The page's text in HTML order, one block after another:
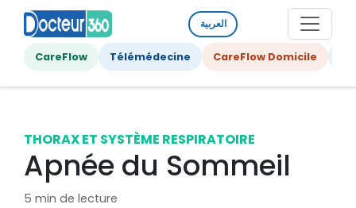
العربية
CareFlow Télémédecine CareFlow Domicile
THORAX ET SYSTÈME RESPIRATOIRE
Apnée du Sommeil
5 min de lecture